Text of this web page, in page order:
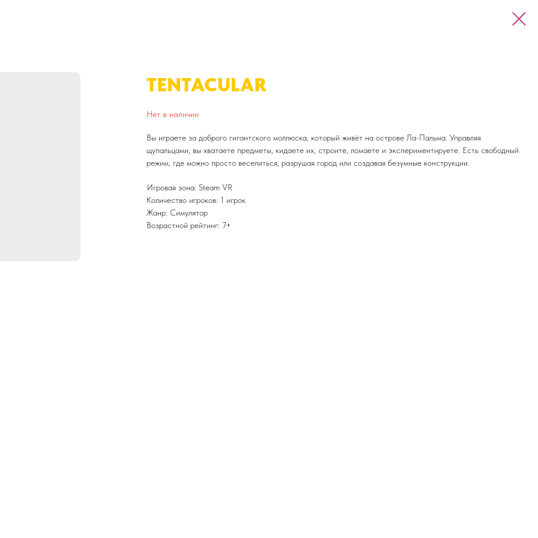
TENTACULAR
Нет в наличии
Вы играете за доброго гигантского моллюска, который живёт на острове Ла-Пальма. Управляя
щупальцами, вы хватаете предметы, кидаете их, строите, ломаете и экспериментируете. Есть свободный
режим, где можно просто веселиться, разрушая город или создавая безумные конструкции.
Игровая зона: Steam VR
Количество игроков: 1 игрок
Жанр: Симулятор
Возрастной рейтинг: 7+